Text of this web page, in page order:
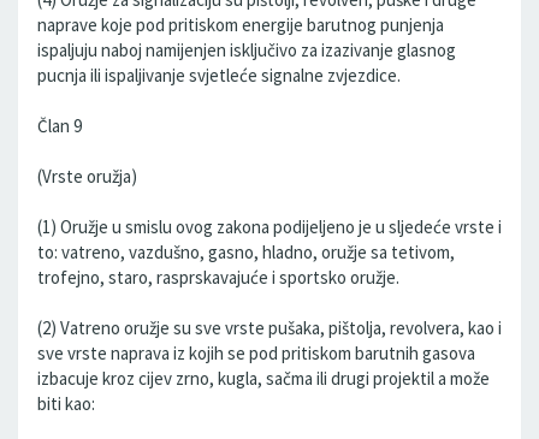
naprave koje pod pritiskom energije barutnog punjenja
ispaljuju naboj namijenjen isključivo za izazivanje glasnog
pucnja ili ispaljivanje svjetleće signalne zvjezdice.
Član 9
(Vrste oružja)
(1) Oružje u smislu ovog zakona podijeljeno je u sljedeće vrste i
to: vatreno, vazdušno, gasno, hladno, oružje sa tetivom,
trofejno, staro, rasprskavajuće i sportsko oružje.
(2) Vatreno oružje su sve vrste pušaka, pištolja, revolvera, kao i
sve vrste naprava iz kojih se pod pritiskom barutnih gasova
izbacuje kroz cijev zrno, kugla, sačma ili drugi projektil a može
biti kao: